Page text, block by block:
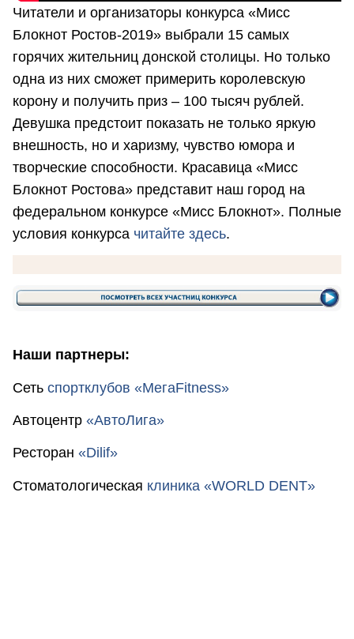
Читатели и организаторы конкурса «Мисс
Блокнот Ростов-2019» выбрали 15 самых
горячих жительниц донской столицы. Но только
одна из них сможет примерить королевскую
корону и получить приз – 100 тысяч рублей.
Девушка предстоит показать не только яркую
внешность, но и харизму, чувство юмора и
творческие способности. Красавица «Мисс
Блокнот Ростова» представит наш город на
федеральном конкурсе «Мисс Блокнот». Полные
условия конкурса читайте здесь.
Наши партнеры:
Сеть спортклубов «МегаFitness»
Автоцентр «АвтоЛига»
Ресторан «Dilif»
Стоматологическая клиника «WORLD DENT»